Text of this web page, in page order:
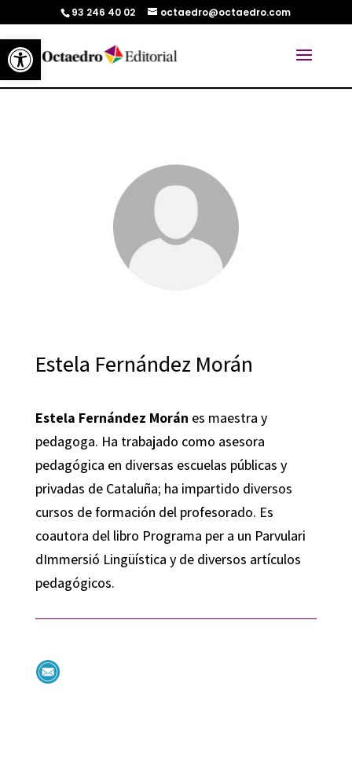
Abrir barra de herramientas
93 246 40 02 octaedro@octaedro.com
Estela Fernández Morán
Estela Fernández Morán es maestra y
pedagoga. Ha trabajado como asesora
pedagógica en diversas escuelas públicas y
privadas de Cataluña; ha impartido diversos
cursos de formación del profesorado. Es
coautora del libro Programa per a un Parvulari
dImmersió Lingüística y de diversos artículos
pedagógicos.